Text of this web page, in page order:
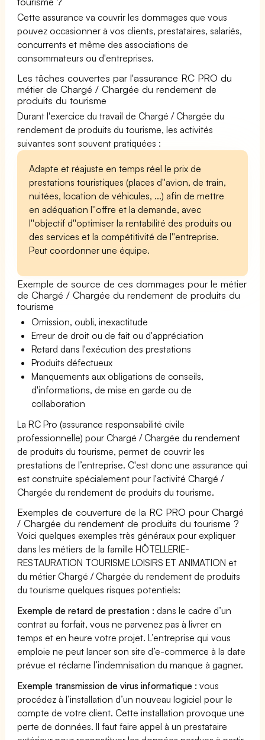
Cette assurance va couvrir les dommages que vous
pouvez occasionner à vos clients, prestataires, salariés,
concurrents et même des associations de
consommateurs ou d'entreprises.
Les tâches couvertes par l'assurance RC PRO du
métier de Chargé / Chargée du rendement de
produits du tourisme
Durant l'exercice du travail de Chargé / Chargée du
rendement de produits du tourisme, les activités
suivantes sont souvent pratiquées :
Adapte et réajuste en temps réel le prix de
prestations touristiques (places d''avion, de train,
nuitées, location de véhicules, ...) afin de mettre
en adéquation l''offre et la demande, avec
l''objectif d''optimiser la rentabilité des produits ou
des services et la compétitivité de l''entreprise.
Peut coordonner une équipe.
Exemple de source de ces dommages pour le métier
de Chargé / Chargée du rendement de produits du
tourisme
Omission, oubli, inexactitude
Erreur de droit ou de fait ou d'appréciation
Retard dans l'exécution des prestations
Produits défectueux
Manquements aux obligations de conseils,
d'informations, de mise en garde ou de
collaboration
La RC Pro (assurance responsabilité civile
professionnelle) pour Chargé / Chargée du rendement
de produits du tourisme, permet de couvrir les
prestations de l’entreprise. C'est donc une assurance qui
est construite spécialement pour l'activité Chargé /
Chargée du rendement de produits du tourisme.
Exemples de couverture de la RC PRO pour Chargé
/ Chargée du rendement de produits du tourisme ?
Voici quelques exemples très généraux pour expliquer
dans les métiers de la famille HÔTELLERIE-
RESTAURATION TOURISME LOISIRS ET ANIMATION et
du métier Chargé / Chargée du rendement de produits
du tourisme quelques risques potentiels:
Exemple de retard de prestation : dans le cadre d’un
contrat au forfait, vous ne parvenez pas à livrer en
temps et en heure votre projet. L’entreprise qui vous
emploie ne peut lancer son site d’e-commerce à la date
prévue et réclame l’indemnisation du manque à gagner.
Exemple transmission de virus informatique : vous
procédez à l’installation d’un nouveau logiciel pour le
compte de votre client. Cette installation provoque une
perte de données. Il faut faire appel à un prestataire